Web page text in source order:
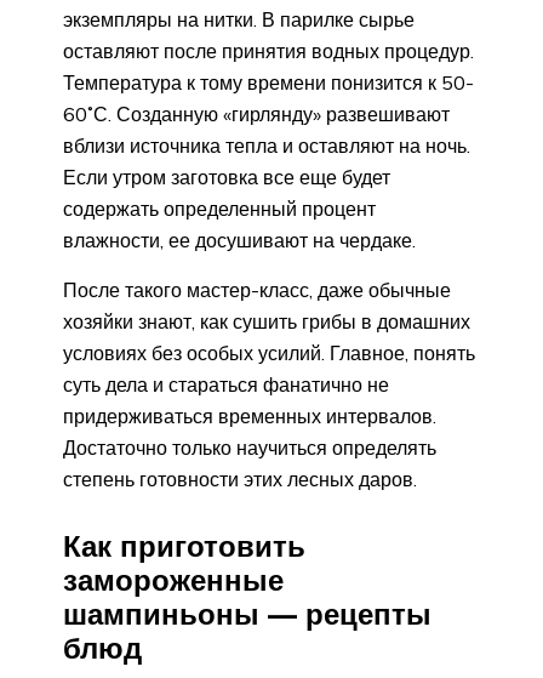
экземпляры на нитки. В парилке сырье
оставляют после принятия водных процедур.
Температура к тому времени понизится к 50-
60˚С. Созданную «гирлянду» развешивают
вблизи источника тепла и оставляют на ночь.
Если утром заготовка все еще будет
содержать определенный процент
влажности, ее досушивают на чердаке.
После такого мастер-класс, даже обычные
хозяйки знают, как сушить грибы в домашних
условиях без особых усилий. Главное, понять
суть дела и стараться фанатично не
придерживаться временных интервалов.
Достаточно только научиться определять
степень готовности этих лесных даров.
Как приготовить
замороженные
шампиньоны — рецепты
блюд